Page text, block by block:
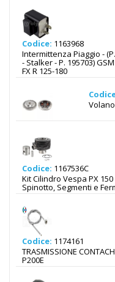
Codice: 1163968
Intermittenza Piaggio -
- Stalker - P. 195703)
FX R 125-180
Codice: 1167536C
Kit Cilindro Vespa PX 150
Spinotto, Segmenti e
Codice: 1174161
TRASMISSIONE
P200E